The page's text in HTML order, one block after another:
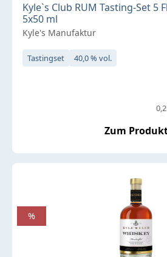
Kyle`s Club RUM Tasting-Set 5
5x50 ml
Kyle's Manufaktur
Tastingset 40,0 % vol.
Zum
%